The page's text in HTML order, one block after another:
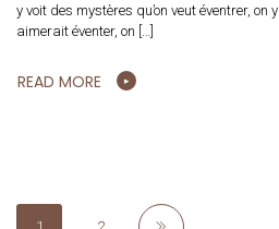
y voit des mystères qu’on veut éventrer, on
aimerait éventer, on […]
READ MORE